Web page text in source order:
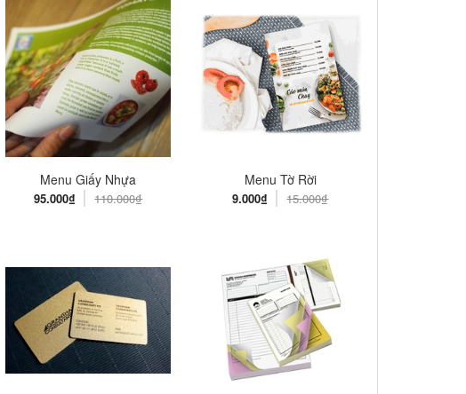
Menu Giấy Nhựa
95.000₫ 110.000₫
Menu Tờ Rời
9.000₫ 15.000₫